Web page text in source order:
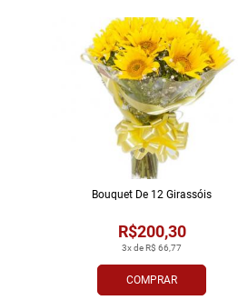
COMPRAR
3x de R$ 66,77
R$200,30
Bouquet De 12 Girassóis